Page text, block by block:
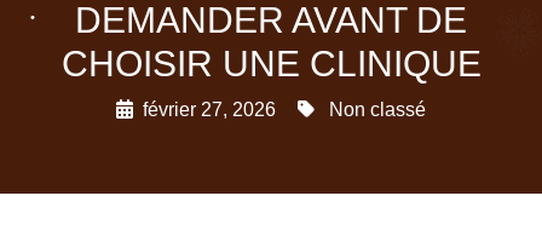
DEMANDER AVANT DE
CHOISIR UNE CLINIQUE
février 27, 2026 Non classé